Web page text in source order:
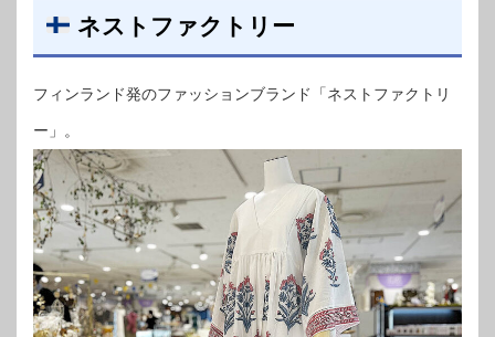
ネストファクトリー
フィンランド発のファッションブランド「ネストファクトリ
ー」。